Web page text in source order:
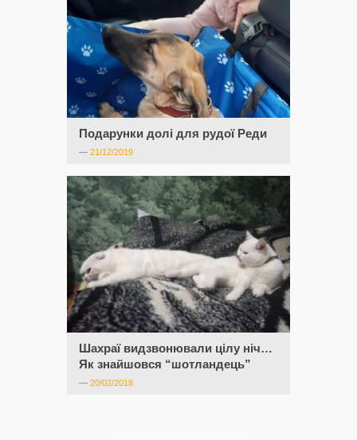
Подарунки долі для рудої Реди
— 21/12/2019
Шахраї видзвонювали цілу ніч…
Як знайшовся “шотландець”
— 20/02/2018